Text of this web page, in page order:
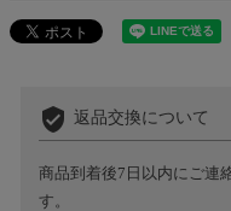
verified_user 返品交換について
商品到着後7日以内にご連
す。